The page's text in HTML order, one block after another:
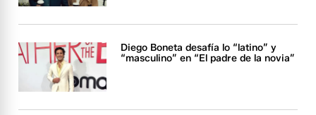
Diego Boneta desafía lo “latino” y
“masculino” en “El padre de la novia”